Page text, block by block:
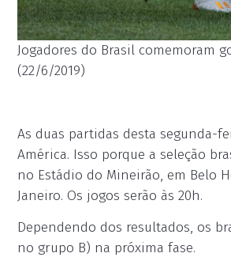
Jogadores do Brasil comemoram
(22/6/2019)
As duas partidas desta segunda-
América. Isso porque a seleção
no Estádio do Mineirão, em Belo
Janeiro. Os jogos serão às 20h.
Dependendo dos resultados, os
no grupo B) na próxima fase.